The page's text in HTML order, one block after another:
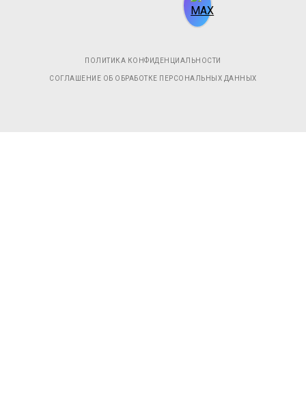
ПОЛИТИКА КОНФИДЕНЦИАЛЬНОСТИ
СОГЛАШЕНИЕ ОБ ОБРАБОТКЕ ПЕРСОНАЛЬНЫХ ДАННЫХ